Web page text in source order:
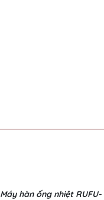
Máy hàn ống nhiệt RUFU-